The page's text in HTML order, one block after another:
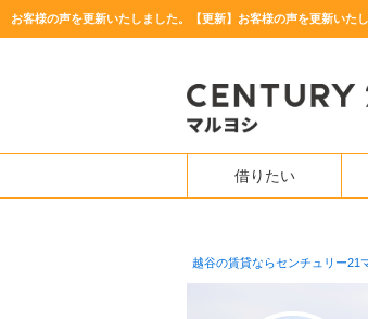
借りたい
越谷の賃貸ならセンチュリー21